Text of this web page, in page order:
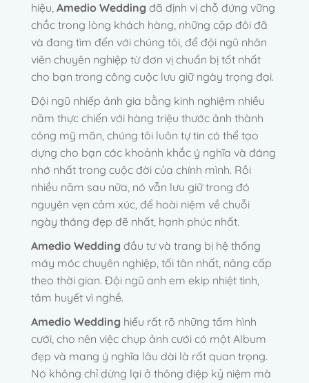
hiệu, Amedio Wedding đã định vị chỗ đứng vững
chắc trong lòng khách hàng, những cặp đôi đã
và đang tìm đến với chúng tôi, để đội ngũ nhân
viên chuyên nghiệp từ đơn vị chuẩn bị tốt nhất
cho bạn trong công cuộc lưu giữ ngày trọng đại.
Đội ngũ nhiếp ảnh gia bằng kinh nghiệm nhiều
năm thực chiến với hàng triệu thước ảnh thành
công mỹ mãn, chúng tôi luôn tự tin có thể tạo
dựng cho bạn các khoảnh khắc ý nghĩa và đáng
nhớ nhất trong cuộc đời của chính mình. Rồi
nhiều năm sau nữa, nó vẫn lưu giữ trong đó
nguyên vẹn cảm xúc, để hoài niệm về chuỗi
ngày tháng đẹp đẽ nhất, hạnh phúc nhất.
Amedio Wedding đầu tư và trang bị hệ thống
máy móc chuyên nghiệp, tối tân nhất, nâng cấp
theo thời gian. Đội ngũ anh em ekip nhiệt tình,
tâm huyết vì nghề.
Amedio Wedding hiểu rất rõ những tấm hình
cưới, cho nên việc chụp ảnh cưới có một Album
đẹp và mang ý nghĩa lâu dài là rất quan trọng.
Nó không chỉ dừng lại ở thông điệp kỷ niệm mà